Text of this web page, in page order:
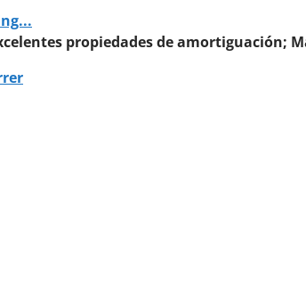
propiedades de amortiguación;